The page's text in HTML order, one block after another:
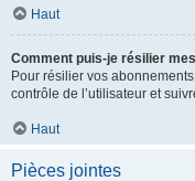
Haut
Comment puis-je résilier
Pour résilier vos
contrôle de l’utilisateur et
Haut
Pièces jointes